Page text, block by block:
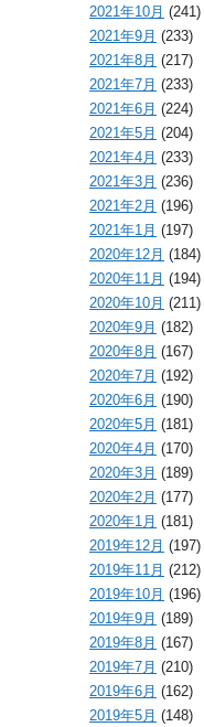
2021年10月 (241)
2021年9月 (233)
2021年8月 (217)
2021年7月 (233)
2021年6月 (224)
2021年5月 (204)
2021年4月 (233)
2021年3月 (236)
2021年2月 (196)
2021年1月 (197)
2020年12月 (184)
2020年11月 (194)
2020年10月 (211)
2020年9月 (182)
2020年8月 (167)
2020年7月 (192)
2020年6月 (190)
2020年5月 (181)
2020年4月 (170)
2020年3月 (189)
2020年2月 (177)
2020年1月 (181)
2019年12月 (197)
2019年11月 (212)
2019年10月 (196)
2019年9月 (189)
2019年8月 (167)
2019年7月 (210)
2019年6月 (162)
2019年5月 (148)